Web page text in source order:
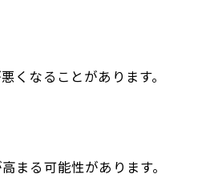
くなることがあります。
まる可能性があります。